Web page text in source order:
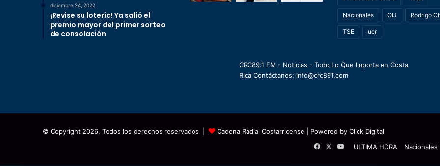
diciembre 24, 2022
¡Revise su lotería! Ya salió el
premio mayor del primer sorteo
de consolación
Nacionales OIJ Rodrigo
TSE ucr
CRC89.1 FM - Noticias - Todo Lo Que Importa en Costa
Rica Contáctanos: info@crc891.com
© Copyright 2026, Todos los derechos reservados | Cadena Radial Costarricense | Powered by Click Digital
ULTIMA HORA
Nacionales
Facebook
X YouTube